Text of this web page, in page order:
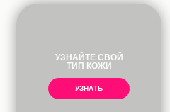
УЗНАЙТЕ СВОЙ
ТИП КОЖИ
УЗНАТЬ